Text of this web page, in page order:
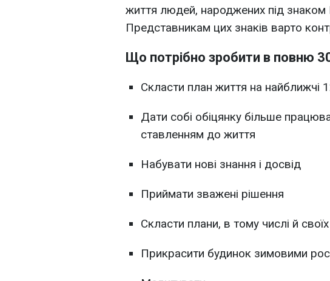
життя людей, народжених під знаком
Представникам цих знаків варто
Що потрібно зробити в повню
Скласти план життя на найближчі
Дати собі обіцянку більше
ставленням до життя
Набувати нові знання і досвід
Приймати зважені рішення
Скласти плани, в тому числі й
Прикрасити будинок зимовими